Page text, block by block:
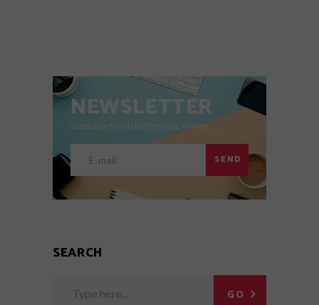
NEWSLETTER
Subscribe for all stuff trending related.
SEND
SEARCH
GO